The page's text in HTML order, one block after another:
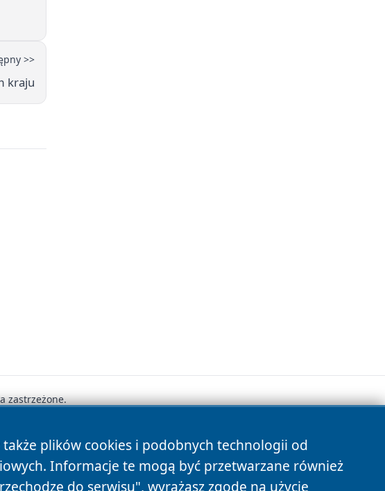
>>
kraju
także plików cookies i podobnych technologii od
Informacje te mogą być przetwarzane również
do serwisu", wyrażasz zgodę na użycie
zastrzeżone.
Cookies